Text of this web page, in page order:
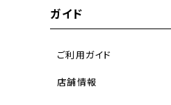
ガイド
ご利用ガイド
店舗情報